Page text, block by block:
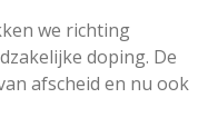
we richting
doping. De
afscheid en nu ook